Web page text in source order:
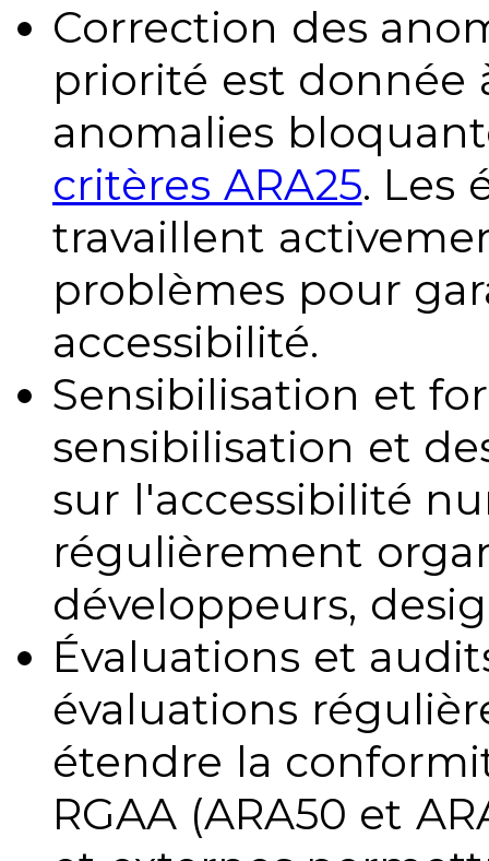
Correction des
priorité est donnée
anomalies
critères ARA25. Les
travaillent
problèmes pour
accessibilité.
Sensibilisation et
sensibilisation et
sur l'accessibilité
régulièrement
développeurs,
Évaluations et
évaluations
étendre la
RGAA (ARA50 et